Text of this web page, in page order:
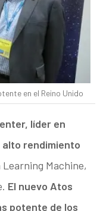
en el Reino Unido
líder en
rendimiento
Machine,
El nuevo Atos
potente de los